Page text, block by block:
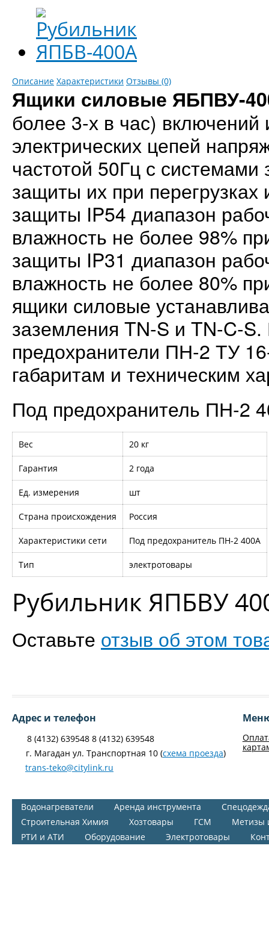
Описание Характеристики Отзывы (0)
Ящики силовые ЯБПВУ-
более 3-х в час)
электрических цепей
частотой 50Гц с
защиты их при
защиты IP54 диапазон
влажность не более 98%
защиты IP31 диапазон
влажность не более 80%
ящики силовые
заземления TN-S и TN-C-
предохранители ПН-2 ТУ
габаритам и техническим
Под предохранитель ПН-2
Вес 20 кг
Гарантия 2 года
Ед. измерения шт
Страна происхождения Россия
Характеристики сети Под предохранитель ПН-2 400А
Тип электротовары
Рубильник ЯПБВУ
Оставьте отзыв об этом
Адрес и телефон
8 (4132) 639548 8 (4132) 639548
г. Магадан ул. Транспортная 10 (схема проезда)
trans-teko@citylink.ru
Водонагреватели Аренда инструмента
Строительная Химия
Хозтовары ГСМ
Метизы
РТИ и АТИ
Оборудование Электротовары